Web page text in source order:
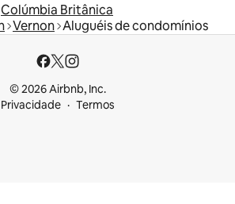
Colúmbia Britânica
Vernon Aluguéis de condomínios
© 2026 Airbnb, Inc.
Privacidade
Termos